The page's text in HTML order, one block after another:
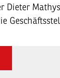
Dieter